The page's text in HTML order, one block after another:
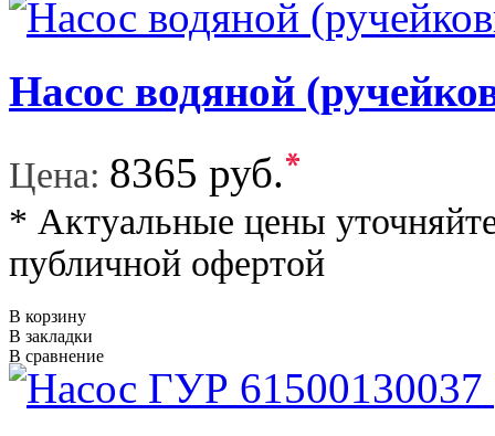
Насос водяной
Цена: 8365 руб.*
* Актуальные цены
публичной офертой
В корзину
В закладки
В сравнение